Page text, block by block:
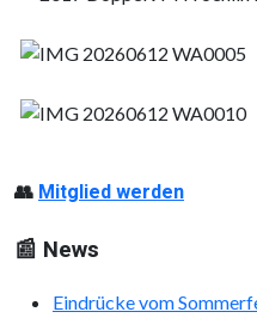
👥Mitglied werden
📰 News
Eindrücke vom